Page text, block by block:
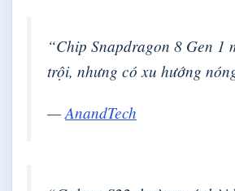
“Chip Snapdragon 8 Gen 1
trội, nhưng có xu hướng
—AnandTech